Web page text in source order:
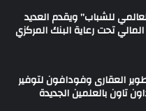
للشباب” ويقدم العديد
تحت رعاية البنك المركزي
العقارى وفودافون لتوفير